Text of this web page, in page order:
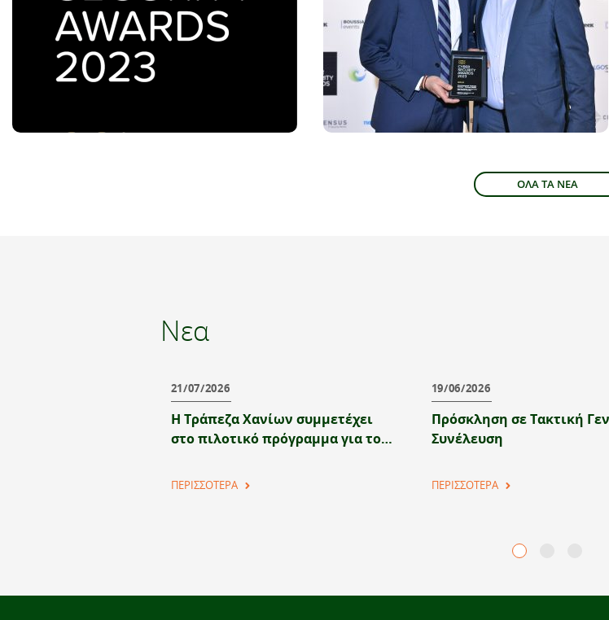
ΟΛΑ ΤΑ ΝΕΑ
Νεα
21/07/2026
Η Τράπεζα Χανίων συμμετέχει
στο πιλοτικό πρόγραμμα για το
ΠΕΡΙΣΣΟΤΕΡΑ
19/06/2026
Πρόσκληση σε Τακτική
Συνέλευση
ΠΕΡΙΣΣΟΤΕΡΑ